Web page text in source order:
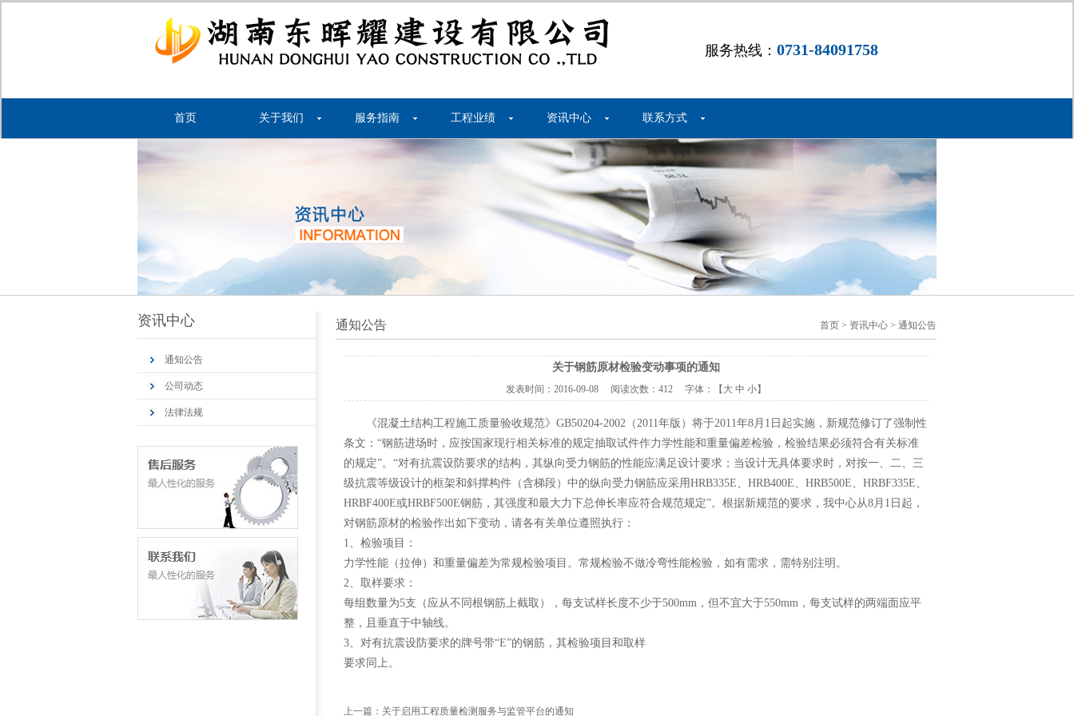
服务热线： 0731-84091758
首页 关于我们 服务指南 工程业绩 资讯中心 联系方式
资讯中心
通知公告
公司动态
法律法规
通知公告 首页 > 资讯中心 > 通知公告
关于钢筋原材检验变动事项的通知
发表时间： 2016-09-08 阅读次数： 412 字体：【 大 中 小】
《混凝土结构工程施工质量验收规范》GB50204-2002（2011年版）将于2011年8月1日起实施，新规范修订了强制性
条文：“钢筋进场时，应按国家现行相关标准的规定抽取试件作力学性能和重量偏差检验，检验结果必须符合有关标准
的规定”。“对有抗震设防要求的结构，其纵向受力钢筋的性能应满足设计要求；当设计无具体要求时，对按一、二、三
级抗震等级设计的框架和斜撑构件（含梯段）中的纵向受力钢筋应采用HRB335E、HRB400E、HRB500E、HRBF335E、
HRBF400E或HRBF500E钢筋，其强度和最大力下总伸长率应符合规范规定”。根据新规范的要求，我中心从8月1日起，
对钢筋原材的检验作出如下变动，请各有关单位遵照执行：
1、检验项目：
力学性能（拉伸）和重量偏差为常规检验项目。常规检验不做冷弯性能检验，如有需求，需特别注明。
2、取样要求：
每组数量为5支（应从不同根钢筋上截取），每支试样长度不少于500mm，但不宜大于550mm，每支试样的两端面应平
整，且垂直于中轴线。
3、对有抗震设防要求的牌号带“E”的钢筋，其检验项目和取样
要求同上。
上一篇： 关于启用工程质量检测服务与监管平台的通知